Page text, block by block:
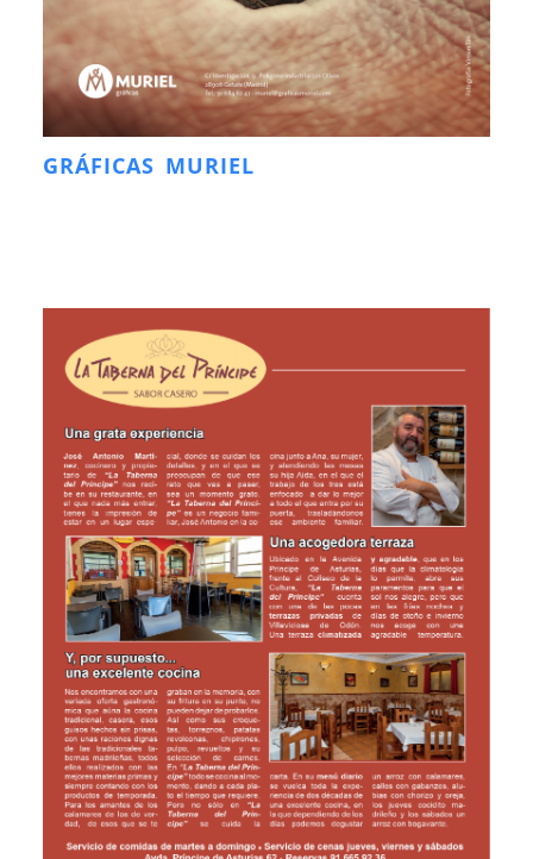
GRÁFICAS MURIEL